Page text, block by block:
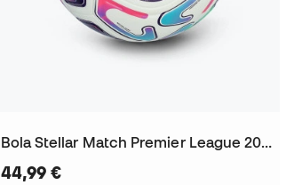
Bola Stellar Match Premier League 2026-2027 (Fifa Quality)
44,99 €